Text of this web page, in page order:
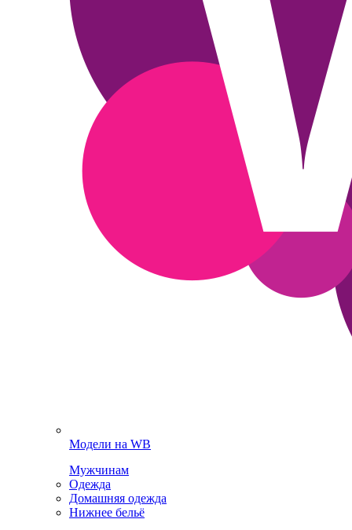
Модели на WB
Мужчинам
Одежда
Домашняя одежда
Нижнее бельё